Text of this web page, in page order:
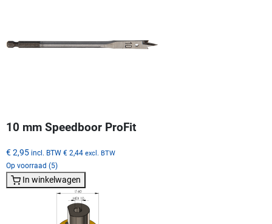
10 mm Speedboor ProFit
€ 2,95 incl. BTW € 2,44 excl. BTW
Op voorraad (5)
In winkelwagen